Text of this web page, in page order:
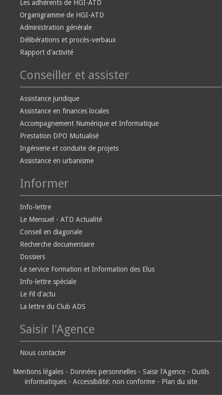
Les adhérents de HGI-ATD
Organigramme de HGI-ATD
Administration générale
Délibérations et procès-verbaux
Rapport d'activité
Conseiller et assister
Assistance juridique
Assistance en finances locales
Accompagnement Numérique et Informatique
Prestation DPO Mutualisé
Ingénierie et conduite de projets
Assistance en urbanisme
Informer
Info-lettre
Le Mensuel - ATD Actualité
Conseil en diagonale
Recherche documentaire
Dossiers
Le service Formation et Information des Elus
Info-lettre spéciale
Le Fil d'actu
La lettre du Club ADS
Saisir l'Agence
Nous contacter
Mentions légales - Données personnelles - Saisir l'Agence - Outils
informatiques - Accessibilité: non conforme - Plan du site